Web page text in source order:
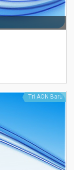
Tri AON Baru